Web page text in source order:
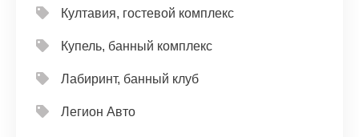
Култавия, гостевой комплекс
Купель, банный комплекс
Лабиринт, банный клуб
Легион Авто